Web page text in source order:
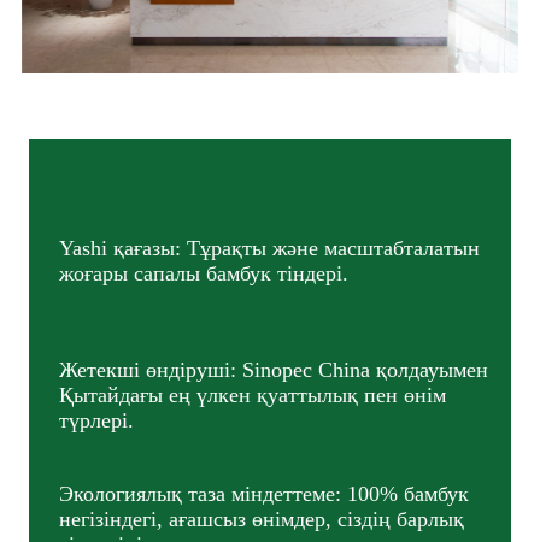
Yashi қағазы: Тұрақты және масштабталатын
жоғары сапалы бамбук тіндері.
Жетекші өндіруші: Sinopec China қолдауымен
Қытайдағы ең үлкен қуаттылық пен өнім
түрлері.
Экологиялық таза міндеттеме: 100% бамбук
негізіндегі, ағашсыз өнімдер, сіздің барлық